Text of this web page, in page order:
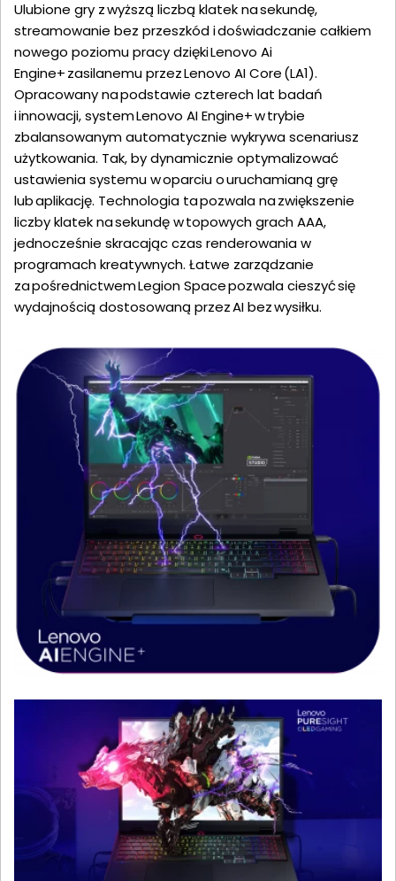
Ulubione gry z wyższą liczbą klatek na sekundę,
streamowanie bez przeszkód i doświadczanie całkiem
nowego poziomu pracy dzięki Lenovo Ai
Engine+ zasilanemu przez Lenovo AI Core (LA1).
Opracowany na podstawie czterech lat badań
i innowacji, system Lenovo AI Engine+ w trybie
zbalansowanym automatycznie wykrywa scenariusz
użytkowania. Tak, by dynamicznie optymalizować
ustawienia systemu w oparciu o uruchamianą grę
lub aplikację. Technologia ta pozwala na zwiększenie
liczby klatek na sekundę w topowych grach AAA,
jednocześnie skracając czas renderowania w
programach kreatywnych. Łatwe zarządzanie
za pośrednictwem Legion Space pozwala cieszyć się
wydajnością dostosowaną przez AI bez wysiłku.